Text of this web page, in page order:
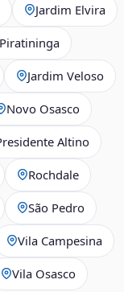
Jardim Elvira
Jardim Veloso
Novo Osasco
Altino
Rochdale
São Pedro
Vila Campesina
Vila Osasco